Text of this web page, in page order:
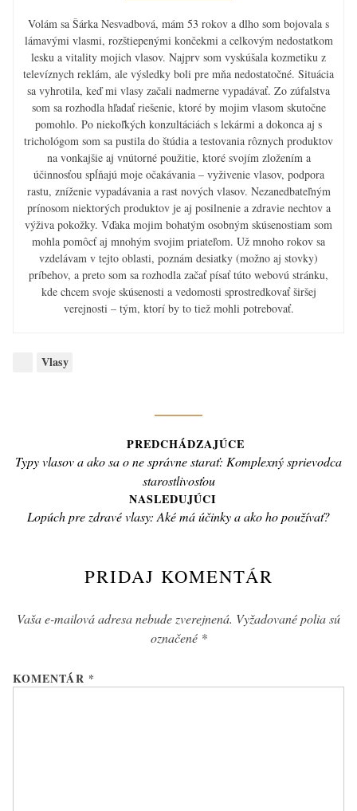
Volám sa Šárka Nesvadbová, mám 53 rokov a dlho som bojovala s
lámavými vlasmi, rozštiepenými končekmi a celkovým nedostatkom
lesku a vitality mojich vlasov. Najprv som vyskúšala kozmetiku z
televíznych reklám, ale výsledky boli pre mňa nedostatočné. Situácia
sa vyhrotila, keď mi vlasy začali nadmerne vypadávať. Zo zúfalstva
som sa rozhodla hľadať riešenie, ktoré by mojim vlasom skutočne
pomohlo. Po niekoľkých konzultáciách s lekármi a dokonca aj s
trichológom som sa pustila do štúdia a testovania rôznych produktov
na vonkajšie aj vnútorné použitie, ktoré svojím zložením a
účinnosťou spĺňajú moje očakávania – vyživenie vlasov, podpora
rastu, zníženie vypadávania a rast nových vlasov. Nezanedbateľným
prínosom niektorých produktov je aj posilnenie a zdravie nechtov a
výživa pokožky. Vďaka mojim bohatým osobným skúsenostiam som
mohla pomôcť aj mnohým svojim priateľom. Už mnoho rokov sa
vzdelávam v tejto oblasti, poznám desiatky (možno aj stovky)
príbehov, a preto som sa rozhodla začať písať túto webovú stránku,
kde chcem svoje skúsenosti a vedomosti sprostredkovať širšej
verejnosti – tým, ktorí by to tiež mohli potrebovať.
Vlasy
v
PREDCHÁDZAJÚCE
Previous
Typy vlasov a ako sa o ne správne starať: Komplexný sprievodca
starostlivosťou
NASLEDUJÚCI
Next
Lopúch pre zdravé vlasy: Aké má účinky a ako ho používať?
PRIDAJ KOMENTÁR
Vaša e-mailová adresa nebude zverejnená. Vyžadované polia sú
označené *
KOMENTÁR *